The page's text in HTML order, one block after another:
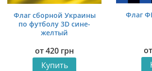
Флаг сборной Украины
по футболу 3D сине-
желтый
от420 грн
Купить
Флаг
от